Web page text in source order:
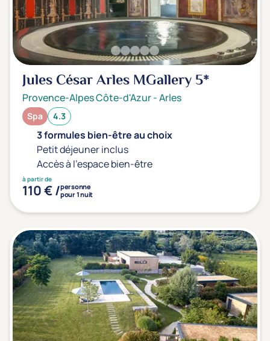
Jules César Arles MGallery5*
Provence-Alpes Côte-d'Azur-Arles
Spa 4.3
3 formules bien-être au choix
Petit déjeuner inclus
Accès à l'espace bien-être
à partir de
110 € /personne
pour 1 nuit